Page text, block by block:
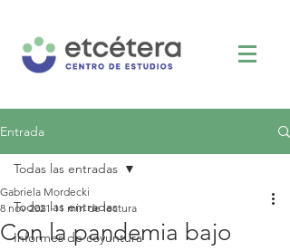
Entrada
Todas las entradas
Informes de coyuntura
Todas las entradas
Con la pandemia bajo
Gabriela Mordecki
8 nov 2021 11 min de lectura